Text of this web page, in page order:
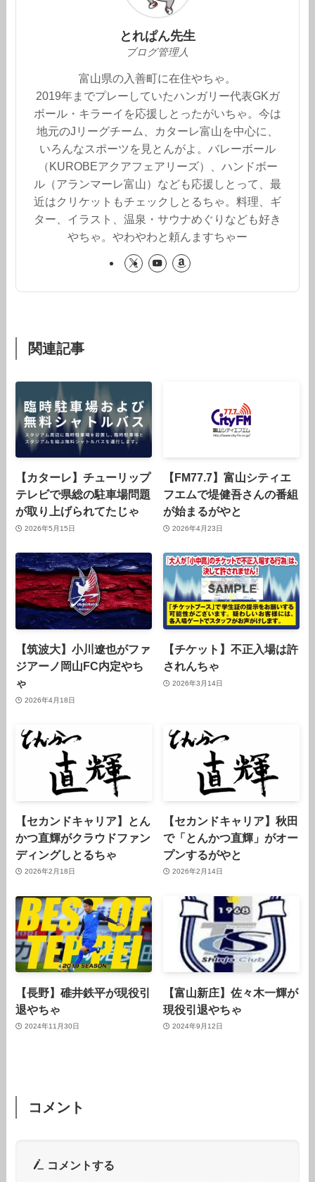
とれぱん先生
ブログ管理人
富山県の入善町に在住やちゃ。
2019年までプレーしていたハンガリー代表GKガ
ボール・キラーイを応援しとったがいちゃ。今は
地元のJリーグチーム、カターレ富山を中心に、
いろんなスポーツを見とんがよ。バレーボール
（KUROBEアクアフェアリーズ）、ハンドボー
ル（アランマーレ富山）なども応援しとって、最
近はクリケットもチェックしとるちゃ。料理、ギ
ター、イラスト、温泉・サウナめぐりなども好き
やちゃ。やわやわと頼んますちゃー
関連記事
【カターレ】チューリップ
テレビで県総の駐車場問題
が取り上げられてたじゃ
2026年5月15日
【FM77.7】富山シティエ
フエムで堤健吾さんの番組
が始まるがやと
2026年4月23日
【筑波大】小川遼也がファ
ジアーノ岡山FC内定やち
ゃ
2026年4月18日
【チケット】不正入場は許
されんちゃ
2026年3月14日
【セカンドキャリア】とん
かつ直輝がクラウドファン
ディングしとるちゃ
2026年2月18日
【セカンドキャリア】秋田
で「とんかつ直輝」がオー
プンするがやと
2026年2月14日
【長野】碓井鉄平が現役引
退やちゃ
2024年11月30日
【富山新庄】佐々木一輝が
現役引退やちゃ
2024年9月12日
コメント
コメントする